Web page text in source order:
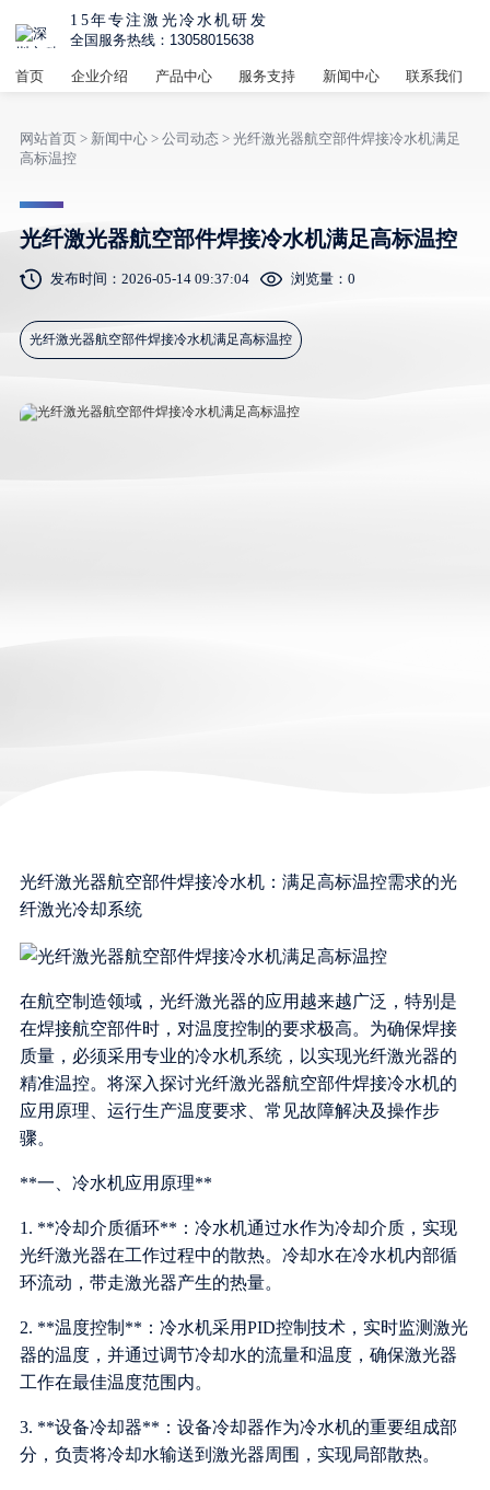
15年专注激光冷水机研发
全国服务热线：13058015638
首页 企业介绍 产品中心 服务支持 新闻中心 联系我们
网站首页> 新闻中心> 公司动态> 光纤激光器航空部件焊接冷水机满足
高标温控
光纤激光器航空部件焊接冷水机满足高标温控
发布时间：2026-05-14 09:37:04 浏览量： 0
光纤激光器航空部件焊接冷水机满足高标温控
光纤激光器航空部件焊接冷水机：满足高标温控需求的光
纤激光冷却系统
在航空制造领域，光纤激光器的应用越来越广泛，特别是
在焊接航空部件时，对温度控制的要求极高。为确保焊接
质量，必须采用专业的冷水机系统，以实现光纤激光器的
精准温控。将深入探讨光纤激光器航空部件焊接冷水机的
应用原理、运行生产温度要求、常见故障解决及操作步
骤。
**一、冷水机应用原理**
1. **冷却介质循环**：冷水机通过水作为冷却介质，实现
光纤激光器在工作过程中的散热。冷却水在冷水机内部循
环流动，带走激光器产生的热量。
2. **温度控制**：冷水机采用PID控制技术，实时监测激光
器的温度，并通过调节冷却水的流量和温度，确保激光器
工作在最佳温度范围内。
3. **设备冷却器**：设备冷却器作为冷水机的重要组成部
分，负责将冷却水输送到激光器周围，实现局部散热。